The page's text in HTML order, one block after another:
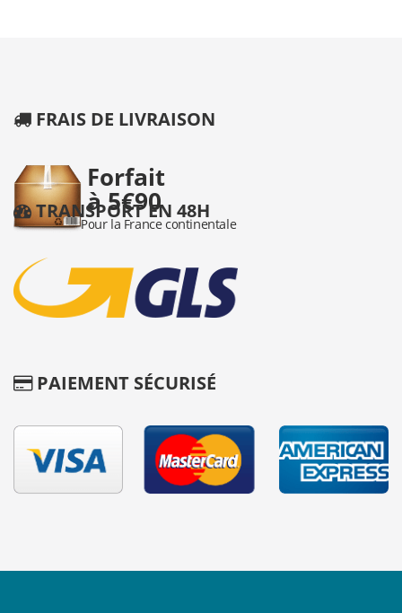
FRAIS DE LIVRAISON
TRANSPORT EN 48H
PAIEMENT SÉCURISÉ